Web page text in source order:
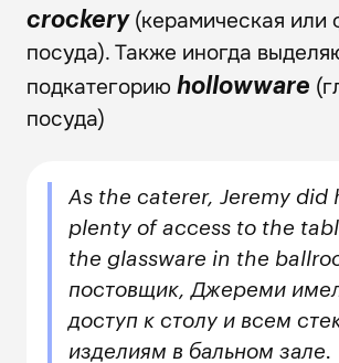
crockery(керамическая или
посуда). Также иногда
подкатегорию hollowware
посуда)
As the caterer, Jeremy did
plenty of access to the
the glassware in the
постовщик, Джереми
доступ к столу и всем
изделиям в бальном зале.